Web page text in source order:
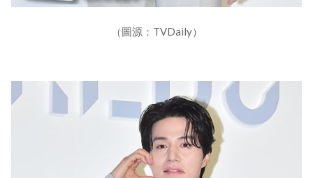
（圖源：TVDaily）